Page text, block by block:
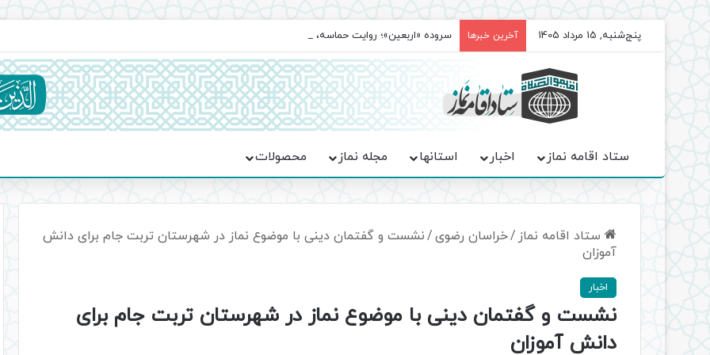
پنج‌شنبه, 15 مرداد 1405 آخرین خبرها سروده‌ «اربعین»؛ روایت حماسه، استقامت و تمدن‌سازی امت اسلامی
ستاد اقامه نماز اخبار استانها مجله نماز محصولات
ستاد اقامه نماز /خراسان رضوی/نشست و گفتمان دینی با موضوع نماز در شهرستان تربت جام برای دانش
آموزان
اخبار
نشست و گفتمان دینی با موضوع نماز در شهرستان تربت جام برای
دانش آموزان